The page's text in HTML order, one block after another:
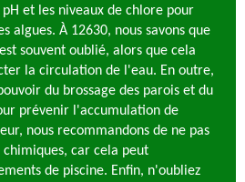
et les niveaux de chlore pour
algues. À 12630, nous savons que
souvent oublié, alors que cela
la circulation de l'eau. En outre,
du brossage des parois et du
prévenir l'accumulation de
nous recommandons de ne pas
car cela peut
de piscine. Enfin, n'oubliez